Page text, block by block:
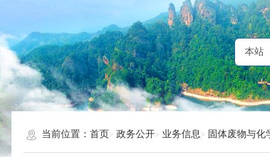
当前位置：首页 政务公开 业务信息 固体废物与化